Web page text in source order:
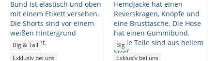
Big & Tall
Exklusiv bei uns
Big
Exklusiv bei uns